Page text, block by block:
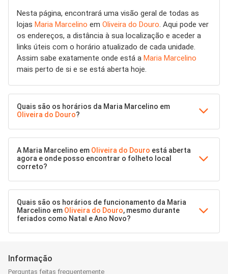
Nesta página, encontrará uma visão geral de todas as
lojas Maria Marcelino em Oliveira do Douro. Aqui pode ver
os endereços, a distância à sua localização e aceder a
links úteis com o horário atualizado de cada unidade.
Assim sabe exatamente onde está a Maria Marcelino
mais perto de si e se está aberta hoje.
Quais são os horários da Maria Marcelino em
Oliveira do Douro?
A Maria Marcelino em Oliveira do Douro está aberta
agora e onde posso encontrar o folheto local
correto?
Quais são os horários de funcionamento da Maria
Marcelino em Oliveira do Douro, mesmo durante
feriados como Natal e Ano Novo?
Informação
Perguntas feitas frequentemente